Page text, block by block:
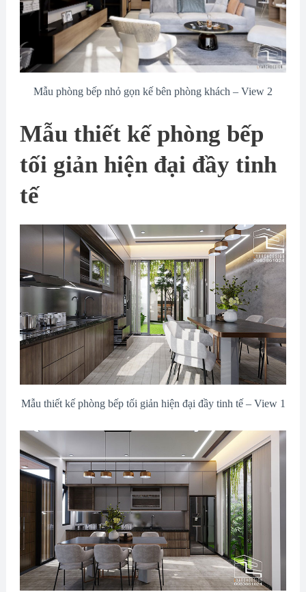
Mẫu phòng bếp nhỏ gọn kế bên phòng khách – View 2
Mẫu thiết kế phòng bếp
tối giản hiện đại đầy tinh
tế
Mẫu thiết kế phòng bếp tối giản hiện đại đầy tinh tế – View 1